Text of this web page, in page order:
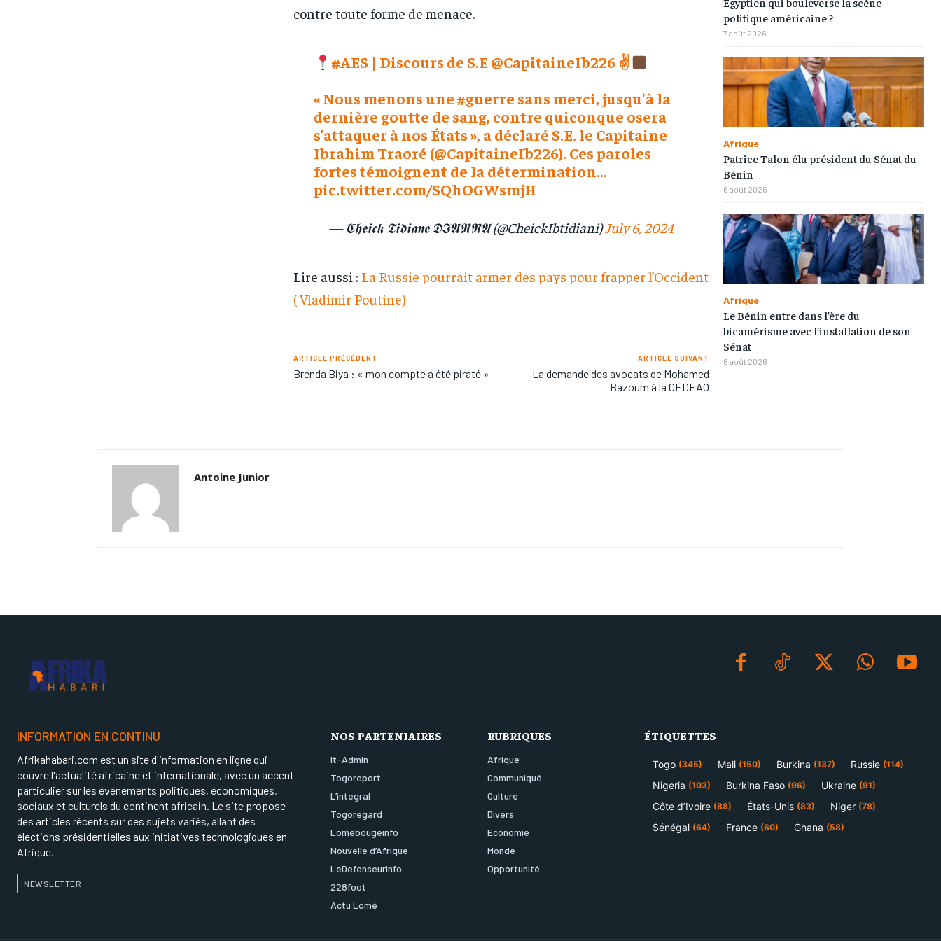
contre toute forme de menace.
#AES | Discours de S.E @CapitaineIb226 ✌
« Nous menons une#guerre sans merci, jusqu'à la
dernière goutte de sang, contre quiconque osera
s’attaquer à nos États », a déclaré S.E. le Capitaine
Ibrahim Traoré (@CapitaineIb226). Ces paroles
fortes témoignent de la détermination…
pic.twitter.com/SQhOGWsmjH
— 𝕮𝖍𝖊𝖎𝖈𝖐 𝕿𝖎𝖉𝖎𝖆𝖓𝖊 𝕯𝕴𝕬𝕽𝕽𝕬 (@CheickIbtidiani)July 6, 2024
Lire aussi : La Russie pourrait armer des pays pour frapper l’Occident
( Vladimir Poutine)
ARTICLE PRÉCÉDENT
Brenda Biya : « mon compte a été piraté »
ARTICLE SUIVANT
La demande des avocats de Mohamed
Bazoum à la CEDEAO
politique américaine ?
7 août 2026
Afrique
Patrice Talon élu président du Sénat du
Bénin
6 août 2026
Afrique
Le Bénin entre dans l’ère du
bicamérisme avec l’installation de son
Sénat
6 août 2026
Antoine Junior
INFORMATION EN CONTINU
Afrikahabari.com est un site d'information en ligne qui
couvre l'actualité africaine et internationale, avec un accent
particulier sur les événements politiques, économiques,
sociaux et culturels du continent africain. Le site propose
des articles récents sur des sujets variés, allant des
élections présidentielles aux initiatives technologiques en
Afrique.
NEWSLETTER
NOS PARTENIAIRES
It-Admin
Togoreport
L’integral
Togoregard
Lomebougeinfo
Nouvelle d’Afrique
LeDefenseurInfo
228foot
Actu Lomé
RUBRIQUES
Afrique
Communiqué
Culture
Divers
Economie
Monde
Opportunité
ÉTIQUETTES
Togo (345) Mali (150) Burkina (137) Russie (114)
Nigeria (103) Burkina Faso (96) Ukraine (91)
Côte d’Ivoire (88) États-Unis (83) Niger (78)
Sénégal (64) France (60) Ghana (58)